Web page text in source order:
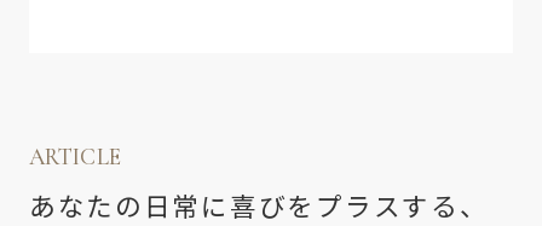
ARTICLE
あなたの日常に喜びをプラスする、